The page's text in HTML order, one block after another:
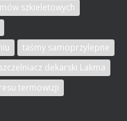
szkieletowych
taśmy samoprzylepne
dekarski Lakma
termowizji